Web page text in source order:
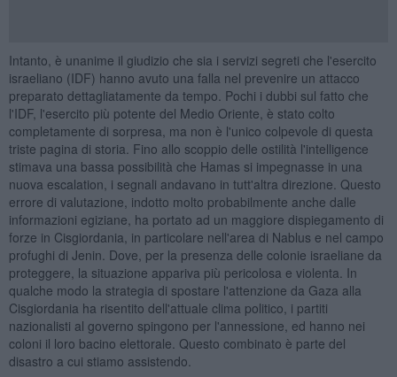
Intanto, è unanime il giudizio che sia i servizi segreti che l'esercito
israeliano (IDF) hanno avuto una falla nel prevenire un attacco
preparato dettagliatamente da tempo. Pochi i dubbi sul fatto che
l'IDF, l'esercito più potente del Medio Oriente, è stato colto
completamente di sorpresa, ma non è l'unico colpevole di questa
triste pagina di storia. Fino allo scoppio delle ostilità l'intelligence
stimava una bassa possibilità che Hamas si impegnasse in una
nuova escalation, i segnali andavano in tutt'altra direzione. Questo
errore di valutazione, indotto molto probabilmente anche dalle
informazioni egiziane, ha portato ad un maggiore dispiegamento di
forze in Cisgiordania, in particolare nell'area di Nablus e nel campo
profughi di Jenin. Dove, per la presenza delle colonie israeliane da
proteggere, la situazione appariva più pericolosa e violenta. In
qualche modo la strategia di spostare l'attenzione da Gaza alla
Cisgiordania ha risentito dell'attuale clima politico, i partiti
nazionalisti al governo spingono per l'annessione, ed hanno nei
coloni il loro bacino elettorale. Questo combinato è parte del
disastro a cui stiamo assistendo.